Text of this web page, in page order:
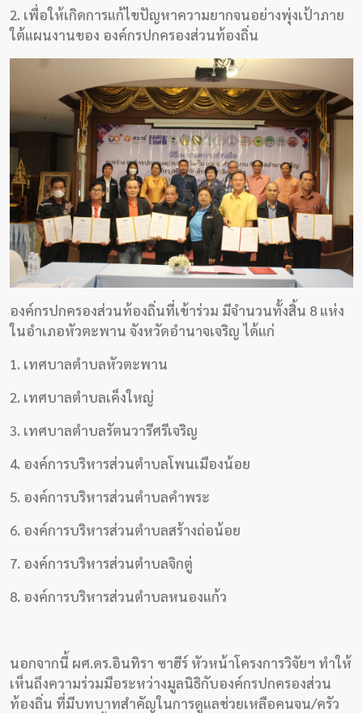
2. เพื่อให้เกิดการแก้ไขปัญหาความยากจนอย่างพุ่งเป้าภาย
ใต้แผนงานของ องค์กรปกครองส่วนท้องถิ่น
องค์กรปกครองส่วนท้องถิ่นที่เข้าร่วม มีจำนวนทั้งสิ้น 8 แห่ง
ในอำเภอหัวตะพาน จังหวัดอำนาจเจริญ ได้แก่
1. เทศบาลตำบลหัวตะพาน
2. เทศบาลตำบลเค็งใหญ่
3. เทศบาลตำบลรัตนวารีศรีเจริญ
4. องค์การบริหารส่วนตำบลโพนเมืองน้อย
5. องค์การบริหารส่วนตำบลคำพระ
6. องค์การบริหารส่วนตำบลสร้างถ่อน้อย
7. องค์การบริหารส่วนตำบลจิกตู่
8. องค์การบริหารส่วนตำบลหนองแก้ว
นอกจากนี้ ผศ.ดร.อินทิรา ซาฮีร์ หัวหน้าโครงการวิจัยฯ ทำให้
เห็นถึงความร่วมมือระหว่างมูลนิธิกับองค์กรปกครองส่วน
ท้องถิ่น ที่มีบทบาทสำคัญในการดูแลช่วยเหลือคนจน/ครัว